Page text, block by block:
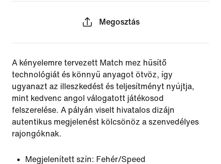
Megosztás
A kényelemre tervezett Match mez hűsítő
technológiát és könnyű anyagot ötvöz, így
ugyanazt az illeszkedést és teljesítményt nyújtja,
mint kedvenc angol válogatott játékosod
felszerelése. A pályán viselt hivatalos dizájn
autentikus megjelenést kölcsönöz a szenvedélyes
rajongóknak.
Megjelenített szín: Fehér/Speed